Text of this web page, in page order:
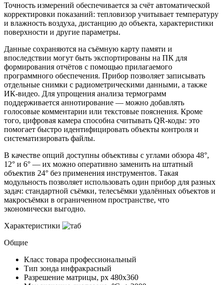
Точность измерений обеспечивается за счёт автоматической
корректировки показаний: тепловизор учитывает температуру
и влажность воздуха, дистанцию до объекта, характеристики
поверхности и другие параметры.
Данные сохраняются на съёмную карту памяти и
впоследствии могут быть экспортированы на ПК для
формирования отчётов с помощью прилагаемого
программного обеспечения. Прибор позволяет записывать
отдельные снимки с радиометрическими данными, а также
ИК‑видео. Для упрощения анализа термограмм
поддерживается аннотирование — можно добавлять
голосовые комментарии или текстовые пояснения. Кроме
того, цифровая камера способна считывать QR‑коды: это
помогает быстро идентифицировать объекты контроля и
систематизировать файлы.
В качестве опций доступны объективы с углами обзора 48°,
12° и 6° — их можно оперативно заменить на штатный
объектив 24° без применения инструментов. Такая
модульность позволяет использовать один прибор для разных
задач: стандартной съёмки, телесъёмки удалённых объектов и
макросъёмки в ограниченном пространстве, что
экономически выгодно.
Характеристики
Общие
Класс товара профессиональный
Тип зонда инфракрасный
Разрешение матрицы, px 480x360